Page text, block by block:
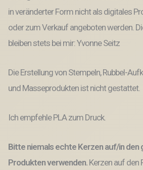
in veränderter Form nicht als digitales
oder zum Verkauf angeboten werden.
bleiben stets bei mir: Yvonne Seitz
Die Erstellung von Stempeln, Rubbel-
und Masseprodukten ist nicht gestattet.
Ich empfehle PLA zum Druck.
Bitte niemals echte Kerzen auf/in den
Produkten verwenden. Kerzen auf den